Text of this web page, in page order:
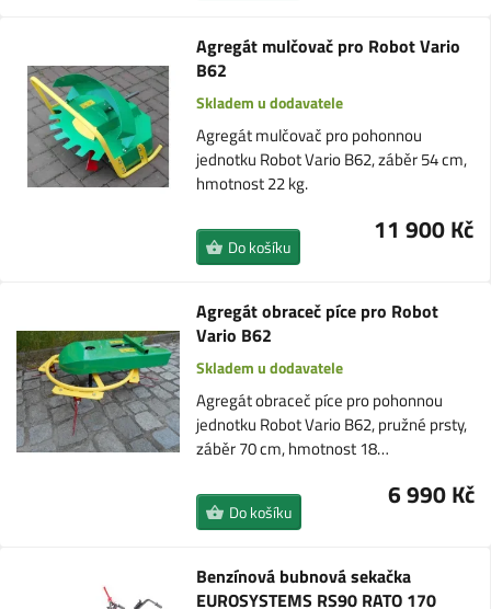
Agregát mulčovač pro Robot Vario
B62
Skladem u dodavatele
Agregát mulčovač pro pohonnou
jednotku Robot Vario B62, záběr 54 cm,
hmotnost 22 kg.
11 900 Kč
Do košíku
Agregát obraceč píce pro Robot
Vario B62
Skladem u dodavatele
Agregát obraceč píce pro pohonnou
jednotku Robot Vario B62, pružné prsty,
záběr 70 cm, hmotnost 18…
6 990 Kč
Do košíku
Benzínová bubnová sekačka
EUROSYSTEMS RS90 RATO 170